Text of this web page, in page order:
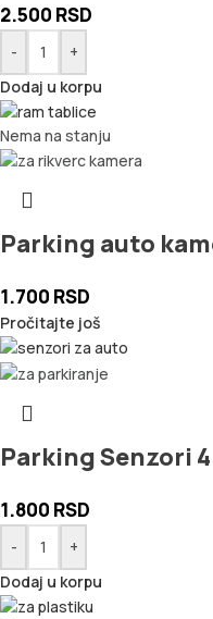
2.500 RSD
-
+
Dodaj u korpu
Nema na stanju
Parking auto
1.700 RSD
Pročitajte još
Parking Senzori
1.800 RSD
-
+
Dodaj u korpu